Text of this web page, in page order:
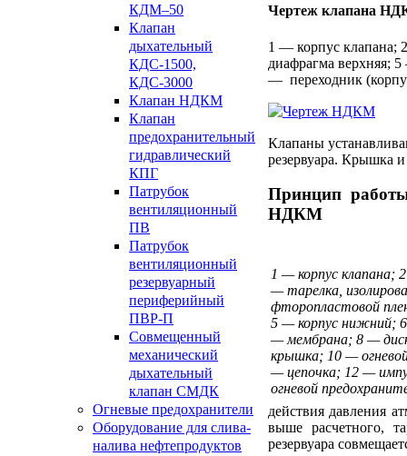
КДМ–50
Клапан
дыхательный
КДС-1500,
КДС-3000
Клапан НДКМ
Клапан
предохранительный
гидравлический
КПГ
Патрубок
вентиляционный
ПВ
Патрубок
вентиляционный
резервуарный
периферийный
ПВР-П
Совмещенный
механический
дыхательный
клапан СМДК
Огневые предохранители
Оборудование для слива-
налива нефтепродуктов
Чертеж клапана
1 — корпус клапана;
диафрагма
— переходник
Клапаны
резервуара. Крышка
Принцип
НДКМ
1 — корпус клапана;
— тарелка,
фторопластовой
5 — корпус нижний;
— мембрана; 8 —
крышка; 10 —
— цепочка; 12 —
огневой
действия давления
выше расчетного,
резервуара